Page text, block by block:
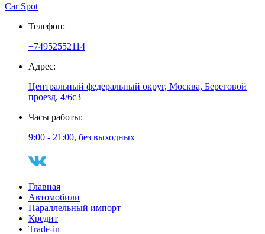
Car Spot
Телефон:
+74952552114
Адрес:
Центральный федеральный округ, Москва, Береговой
проезд, 4/6с3
Часы работы:
9:00 - 21:00, без выходных
Главная
Автомобили
Параллельный импорт
Кредит
Trade-in